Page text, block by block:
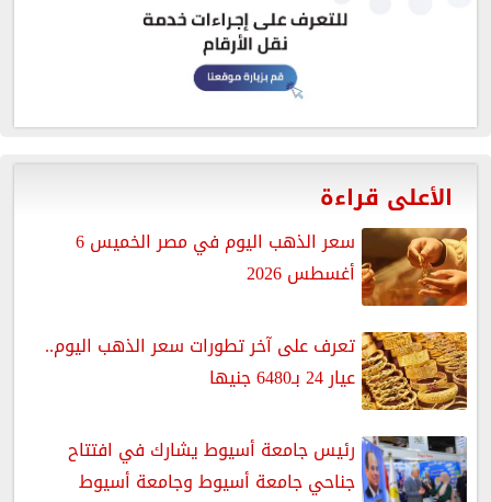
الأعلى قراءة
سعر الذهب اليوم في مصر الخميس 6
أغسطس 2026
تعرف على آخر تطورات سعر الذهب اليوم..
عيار 24 بـ6480 جنيها
رئيس جامعة أسيوط يشارك في افتتاح
جناحي جامعة أسيوط وجامعة أسيوط